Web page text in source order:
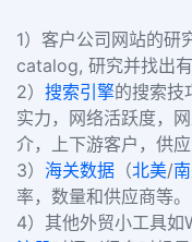
1）客户公司网站的研
catalog, 研究并找出有
2） 搜索引擎的搜索技
实力，网络活跃度，
介，上下游客户，供
3） 海关数据 （北美/
率，数量和供应商等。
4）其他外贸小工具如